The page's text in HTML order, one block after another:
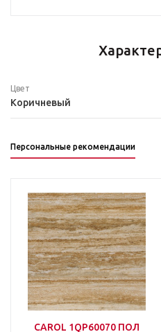
Цвет
Коричневый
Персональные рекомендации
CAROL 1QP60070 ПОЛ